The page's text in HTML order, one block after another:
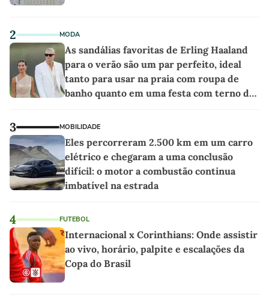
2 MODA
As sandálias favoritas de Erling Haaland
para o verão são um par perfeito, ideal
tanto para usar na praia com roupa de
banho quanto em uma festa com terno de
3 MOBILIDADE
Eles percorreram 2.500 km em um carro
elétrico e chegaram a uma conclusão
difícil: o motor a combustão continua
imbatível na estrada
4 FUTEBOL
Internacional x Corinthians: Onde assistir
ao vivo, horário, palpite e escalações da
Copa do Brasil